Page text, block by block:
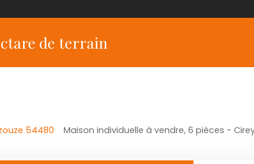
de terrain
54480 Maison individuelle à vendre, 6 pièces -